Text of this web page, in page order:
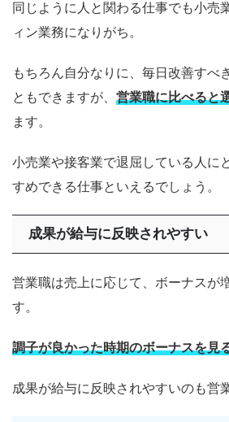
同じように人と関わる仕事でも小売
ィン業務になりがち。
もちろん自分なりに、毎日改善すべ
ともできますが、 営業職に比べると
ます。
小売業や接客業で退屈している人に
すめできる仕事といえるでしょう。
成果が給与に反映されやすい
営業職は売上に応じて、ボーナスが
す。
調子が良かった時期のボーナスを見
成果が給与に反映されやすいのも営